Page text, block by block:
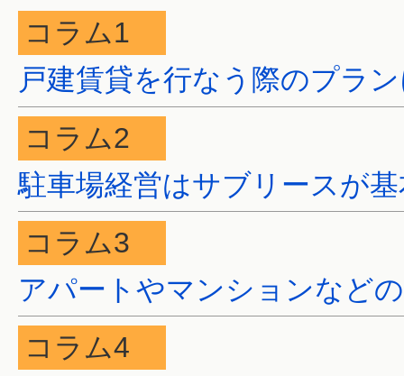
コラム1
戸建賃貸を行なう際のプラ
コラム2
駐車場経営はサブリースが
コラム3
アパートやマンションなど
コラム4